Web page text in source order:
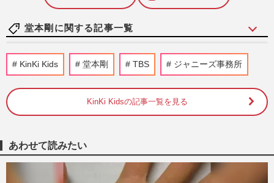
堂本剛に関する記事一覧
【令和編】《有名人の「衝撃だった」結婚
ランキング》大谷翔平＆真美子夫人・星野
週刊女性2026年7月7日・14日号 2026/7/6
る秘訣と“業界特有の恋愛事情”、佐々木希
は「もう別れない」
週刊女性2025年7月1日・8日号
KinKi Kids 堂本剛 TBS ジャニーズ事務所
KinKi Kidsの記事一覧を見る
あわせて読みたい